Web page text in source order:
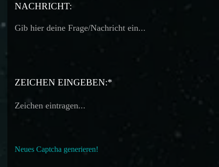
TELEFON:
NACHRICHT:
ZEICHEN EINGEBEN:*
Neues Captcha generieren!